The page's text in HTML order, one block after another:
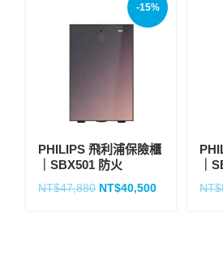
-15%
PHILIPS 飛利浦保險櫃
｜SBX501 防火
NT$47,880 NT$40,500
｜
NT$